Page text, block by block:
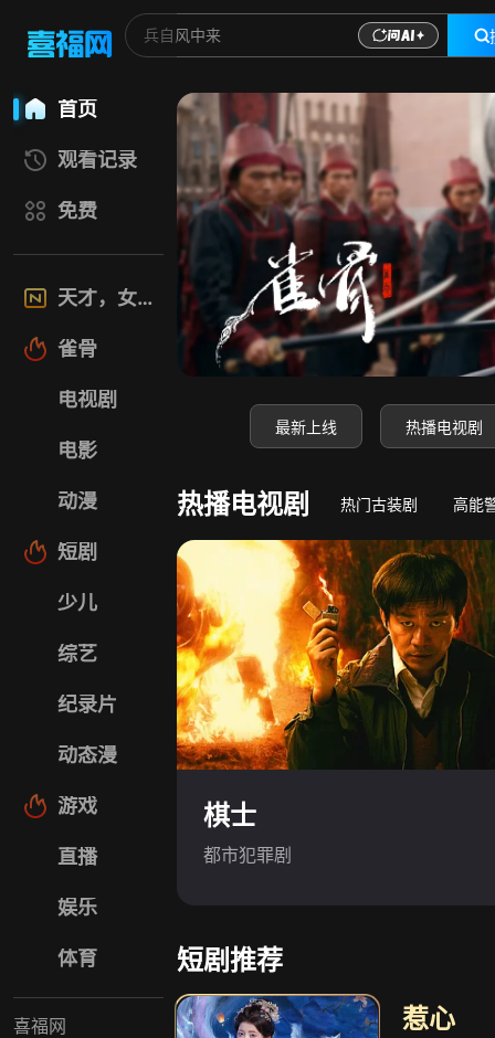
首页
观看记录
免费
天才，女友
雀骨
电视剧
电影
动漫
短剧
少儿
综艺
纪录片
动态漫
游戏
直播
娱乐
体育
喜福网
喜福影视网-高清电
最新上线 热播电视剧
热播电视剧 热门古装剧 高能
棋士
都市犯罪剧
短剧推荐
惹心